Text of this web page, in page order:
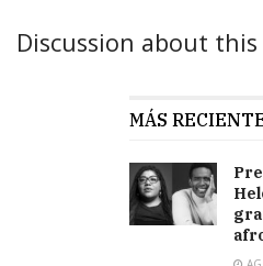
Discussion about
MÁS